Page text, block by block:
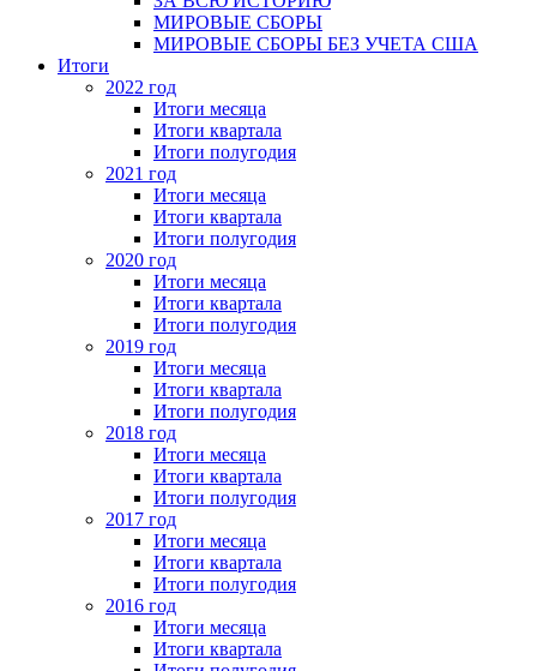
МИРОВЫЕ СБОРЫ
МИРОВЫЕ СБОРЫ БЕЗ УЧЕТА США
Итоги
2022 год
Итоги месяца
Итоги квартала
Итоги полугодия
2021 год
Итоги месяца
Итоги квартала
Итоги полугодия
2020 год
Итоги месяца
Итоги квартала
Итоги полугодия
2019 год
Итоги месяца
Итоги квартала
Итоги полугодия
2018 год
Итоги месяца
Итоги квартала
Итоги полугодия
2017 год
Итоги месяца
Итоги квартала
Итоги полугодия
2016 год
Итоги месяца
Итоги квартала